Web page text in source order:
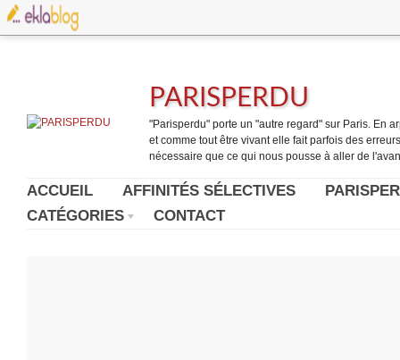
PARISPERDU
"Parisperdu" porte un "autre regard" sur Paris. En
et comme tout être vivant elle fait parfois des
nécessaire que ce qui nous pousse à aller de
ACCUEIL AFFINITÉS SÉLECTIVES
CATÉGORIES
CONTACT